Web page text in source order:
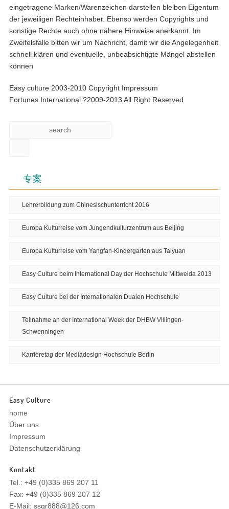
eingetragene Marken/Warenzeichen darstellen bleiben Eigentum
der jeweiligen Rechteinhaber. Ebenso werden Copyrights und
sonstige Rechte auch ohne nähere Hinweise anerkannt. Im
Zweifelsfalle bitten wir um Nachricht, damit wir die Angelegenheit
schnell klären und eventuelle, unbeabsichtigte Mängel abstellen
können
Easy culture 2003-2010 Copyright Impressum
Fortunes International ?2009-2013 All Right Reserved
专案
Lehrerbildung zum Chinesischunterricht 2016
Europa Kulturreise vom Jungendkulturzentrum aus Beijing
Europa Kulturreise vom Yangfan-Kindergarten aus Taiyuan
Easy Culture beim International Day der Hochschule Mittweida 2013
Easy Culture bei der Internationalen Dualen Hochschule
Teilnahme an der International Week der DHBW Villingen-
Schwenningen
Karrieretag der Mediadesign Hochschule Berlin
Easy Culture
home
Über uns
Impressum
Datenschutzerklärung
Kontakt
Tel.: +49 (0)335 869 207 11
Fax: +49 (0)335 869 207 12
E-Mail: ssgr888@126.com